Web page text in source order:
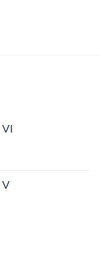
VI
V